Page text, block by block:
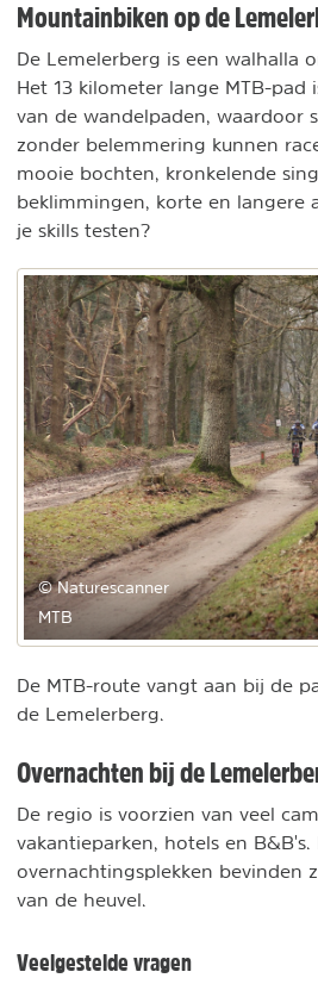
Mountainbiken op de
De Lemelerberg is een walhalla
Het 13 kilometer lange MTB-pad
van de wandelpaden, waardoor
zonder belemmering kunnen
mooie bochten, kronkelende
beklimmingen, korte en langere
je skills testen?
© Naturescanner
MTB
De MTB-route vangt aan bij de
de Lemelerberg.
Overnachten bij de
De regio is voorzien van veel
vakantieparken, hotels en B&B's.
overnachtingsplekken bevinden
van de heuvel.
Veelgestelde vragen